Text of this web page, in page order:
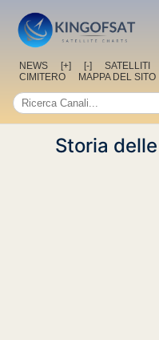
NEWS [+] [-] SATELLITI
CIMITERO
MAPPA DEL SITO
Storia